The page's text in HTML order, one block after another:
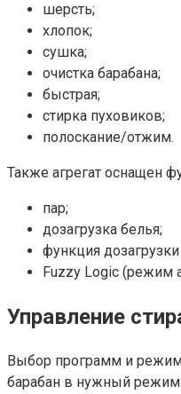
шерсть;
хлопок;
сушка;
очистка барабана;
быстрая;
стирка пуховиков;
полоскание/отжим.
Также агрегат оснащен
пар;
дозагрузка белья;
функция дозагрузки
Fuzzy Logic (режим
Управление
Выбор программ и
барабан в нужный режим